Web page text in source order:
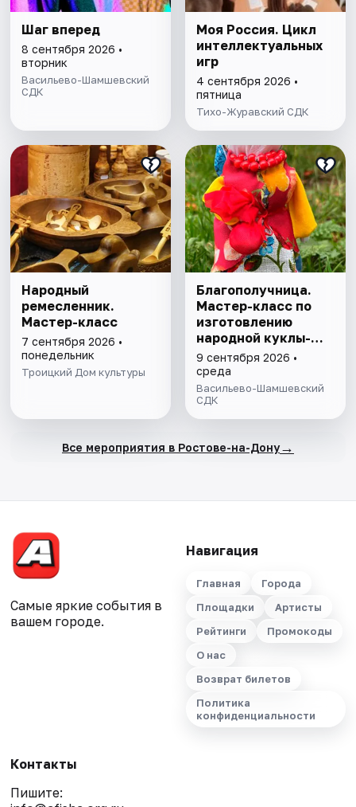
Шаг вперед
8 сентября 2026 •
вторник
Васильево-Шамшевский
СДК
Моя Россия. Цикл
интеллектуальных
игр
4 сентября 2026 •
пятница
Тихо-Журавский СДК
Народный
ремесленник.
Мастер-класс
7 сентября 2026 •
понедельник
Троицкий Дом культуры
Благополучница.
Мастер-класс по
изготовлению
народной куклы-
оберега
9 сентября 2026 •
среда
Васильево-Шамшевский
СДК
Все мероприятия в Ростове-на-Дону→
Самые яркие события в
вашем городе.
Навигация
Главная
Города
Площадки
Артисты
Рейтинги
Промокоды
О нас
Возврат билетов
Политика
конфиденциальности
Контакты
Пишите: